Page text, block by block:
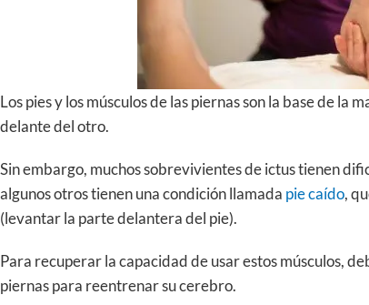
Los pies y los músculos de las piernas son la base de la
delante del otro.
Sin embargo, muchos sobrevivientes de ictus tienen
algunos otros tienen una condición llamada pie caído,
(levantar la parte delantera del pie).
Para recuperar la capacidad de usar estos músculos,
piernas para reentrenar su cerebro.